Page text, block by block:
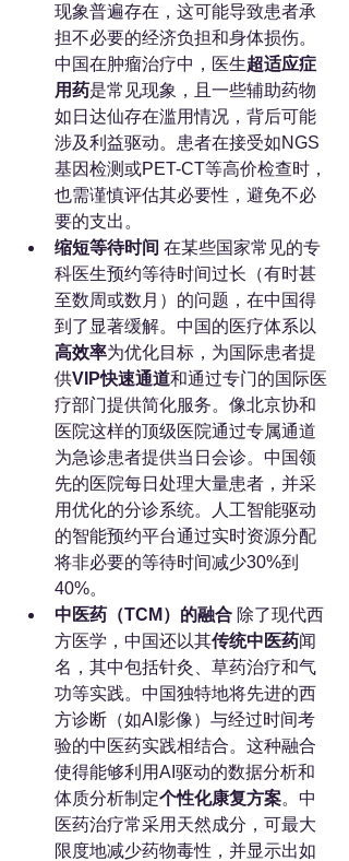
现象普遍存在，这可能导致患者承
担不必要的经济负担和身体损伤。
中国在肿瘤治疗中，医生超适应症
用药是常见现象，且一些辅助药物
如日达仙存在滥用情况，背后可能
涉及利益驱动。患者在接受如NGS
基因检测或PET-CT等高价检查时，
也需谨慎评估其必要性，避免不必
要的支出。
缩短等待时间 在某些国家常见的专
科医生预约等待时间过长（有时甚
至数周或数月）的问题，在中国得
到了显著缓解。中国的医疗体系以
高效率为优化目标，为国际患者提
供VIP快速通道和通过专门的国际医
疗部门提供简化服务。像北京协和
医院这样的顶级医院通过专属通道
为急诊患者提供当日会诊。中国领
先的医院每日处理大量患者，并采
用优化的分诊系统。人工智能驱动
的智能预约平台通过实时资源分配
将非必要的等待时间减少30%到
40%。
中医药（TCM）的融合 除了现代西
方医学，中国还以其传统中医药闻
名，其中包括针灸、草药治疗和气
功等实践。中国独特地将先进的西
方诊断（如AI影像）与经过时间考
验的中医药实践相结合。这种融合
使得能够利用AI驱动的数据分析和
体质分析制定个性化康复方案。中
医药治疗常采用天然成分，可最大
限度地减少药物毒性，并显示出如